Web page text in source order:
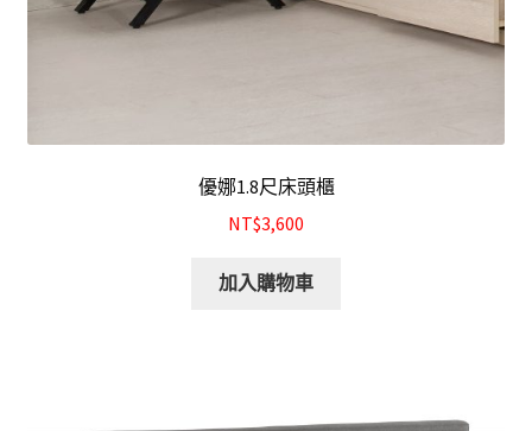
優娜1.8尺床頭櫃
NT$3,600
加入購物車